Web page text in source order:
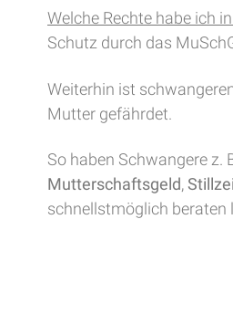
Welche Rechte habe ich
Schutz durch das
Weiterhin ist
Mutter gefährdet.
So haben Schwangere z.
Mutterschaftsgeld,
schnellstmöglich beraten